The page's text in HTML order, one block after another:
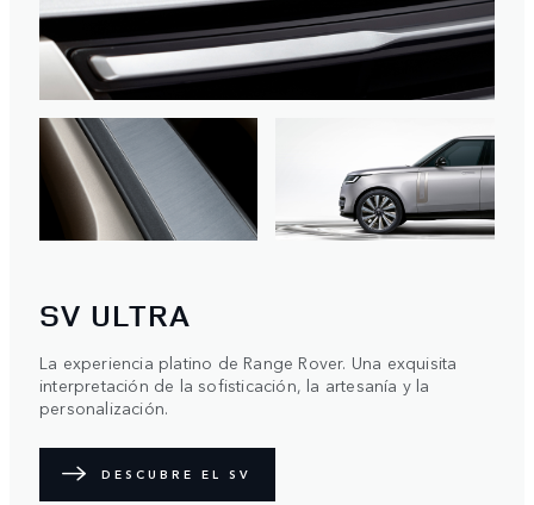
SV ULTRA
La experiencia platino de Range Rover. Una exquisita
interpretación de la sofisticación, la artesanía y la
personalización.
DESCUBRE EL SV